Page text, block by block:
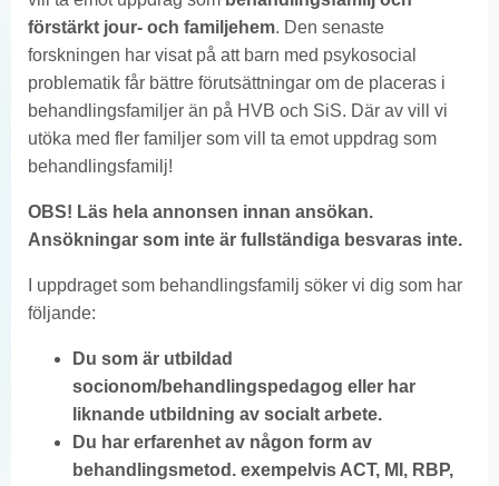
förstärkt jour- och familjehem. Den senaste
forskningen har visat på att barn med psykosocial
problematik får bättre förutsättningar om de placeras i
behandlingsfamiljer än på HVB och SiS. Där av vill vi
utöka med fler familjer som vill ta emot uppdrag som
behandlingsfamilj!
OBS! Läs hela annonsen innan ansökan.
Ansökningar som inte är fullständiga besvaras inte.
I uppdraget som behandlingsfamilj söker vi dig som har
följande:
Du som är utbildad
socionom/behandlingspedagog eller har
liknande utbildning av socialt arbete.
Du har erfarenhet av någon form av
behandlingsmetod. exempelvis ACT, MI, RBP,